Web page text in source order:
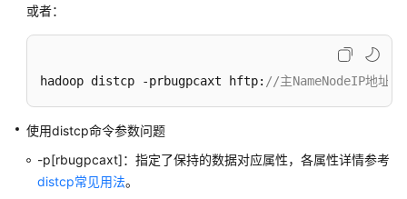
载
用
参
考
产
品
或者：
hadoop distcp -prbugpcaxt hftp: //主NameNodeIP地址:
使用distcp命令参数问题
-p[rbugpcaxt]：指定了保持的数据对应属性，各属性详情参考
distcp常见用法。